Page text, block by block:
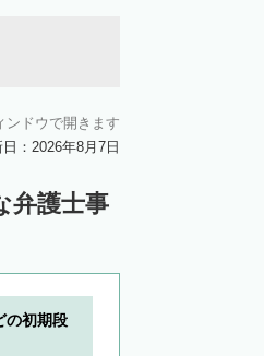
ンドウで開きます
：2026年8月7日
弁護士事
の初期段